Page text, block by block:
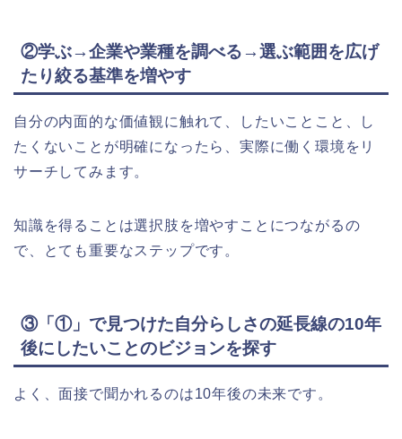
②学ぶ→企業や業種を調べる→選ぶ範囲を広げ
たり絞る基準を増やす
自分の内面的な価値観に触れて、したいことこと、し
たくないことが明確になったら、実際に働く環境をリ
サーチしてみます。
知識を得ることは選択肢を増やすことにつながるの
で、とても重要なステップです。
③「①」で見つけた自分らしさの延長線の10年
後にしたいことのビジョンを探す
よく、面接で聞かれるのは10年後の未来です。